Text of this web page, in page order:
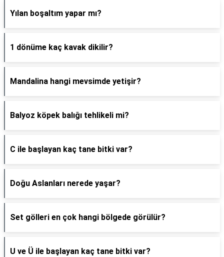
Yılan boşaltım yapar mı?
1 dönüme kaç kavak dikilir?
Mandalina hangi mevsimde yetişir?
Balyoz köpek balığı tehlikeli mi?
C ile başlayan kaç tane bitki var?
Doğu Aslanları nerede yaşar?
Set gölleri en çok hangi bölgede görülür?
U ve Ü ile başlayan kaç tane bitki var?